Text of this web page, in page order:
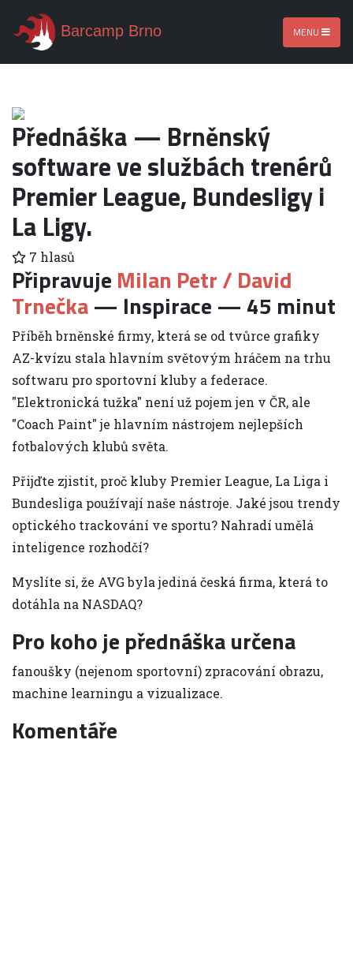
Barcamp Brno MENU
Přednáška — Brněnský
software ve službách trenérů
Premier League, Bundesligy i
La Ligy.
7 hlasů
Připravuje Milan Petr / David
Trnečka— Inspirace — 45 minut
Příběh brněnské firmy, která se od tvůrce grafiky
AZ-kvízu stala hlavním světovým hráčem na trhu
softwaru pro sportovní kluby a federace.
"Elektronická tužka" není už pojem jen v ČR, ale
"Coach Paint" je hlavním nástrojem nejlepších
fotbalových klubů světa.
Přijďte zjistit, proč kluby Premier League, La Liga i
Bundesliga používají naše nástroje. Jaké jsou trendy
optického trackování ve sportu? Nahradí umělá
inteligence rozhodčí?
Myslíte si, že AVG byla jediná česká firma, která to
dotáhla na NASDAQ?
Pro koho je přednáška určena
fanoušky (nejenom sportovní) zpracování obrazu,
machine learningu a vizualizace.
Komentáře